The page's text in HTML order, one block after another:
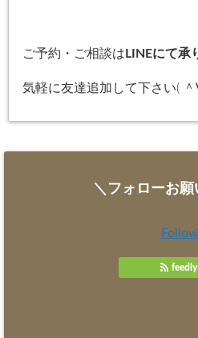
ご予約・ご相談は LINEにて承
気軽に友達追加して下さい( ＾
＼フォローお願
Follow
feedly